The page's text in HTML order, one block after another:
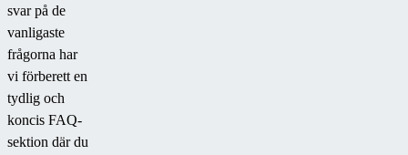
svar på de
vanligaste
frågorna har
vi förberett en
tydlig och
koncis FAQ-
sektion där du